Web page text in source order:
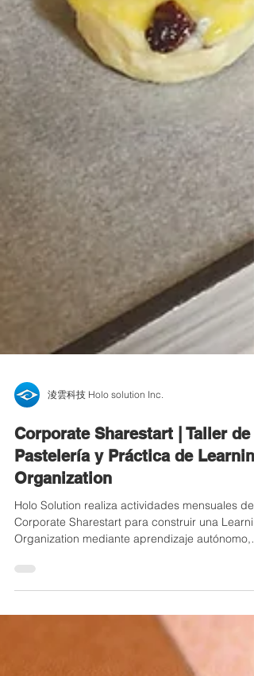
淩雲科技 Holo solution Inc.
Corporate Sharestart | Taller de
Pastelería y Práctica de Learning
Organization
Holo Solution realiza actividades mensuales de
pensamiento, expresión y comunicación en
equipo. En esta sesión, los empleados
participaron en un taller práctico de pastelería,
experimentando el aprendizaje mediante SOP,